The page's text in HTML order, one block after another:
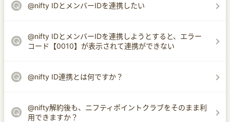
@nifty IDとメンバーIDを連携したい
@nifty IDとメンバーIDを連携しようとすると、エラー
コード【0010】が表示されて連携ができない
@nifty ID連携とは何ですか？
@nifty解約後も、ニフティポイントクラブをそのまま利
用できますか？